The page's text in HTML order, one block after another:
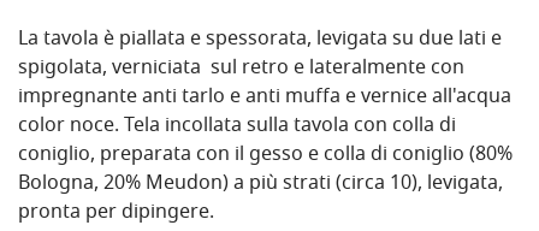
La tavola è piallata e spessorata, levigata su due lati e
spigolata, verniciata sul retro e lateralmente con
impregnante anti tarlo e anti muffa e vernice all'acqua
color noce. Tela incollata sulla tavola con colla di
coniglio, preparata con il gesso e colla di coniglio (80%
Bologna, 20% Meudon) a più strati (circa 10), levigata,
pronta per dipingere.